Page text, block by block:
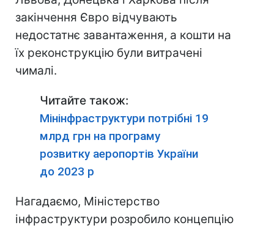
закінчення Євро відчувають
недостатнє завантаження, а кошти на
їх реконструкцію були витрачені
чималі.
Читайте також:
Мінінфраструктури потрібні 19
млрд грн на програму
розвитку аеропортів України
до 2023 р
Нагадаємо, Міністерство
інфраструктури розробило концепцію